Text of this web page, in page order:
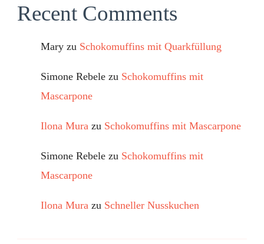
Recent Comments
Mary zu Schokomuffins mit Quarkfüllung
Simone Rebele zu Schokomuffins mit
Mascarpone
Ilona Mura zu Schokomuffins mit Mascarpone
Simone Rebele zu Schokomuffins mit
Mascarpone
Ilona Mura zu Schneller Nusskuchen